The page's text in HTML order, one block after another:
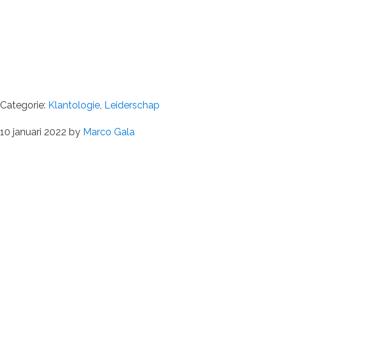
Categorie: Klantologie, Leiderschap
10 januari 2022 by Marco Gala